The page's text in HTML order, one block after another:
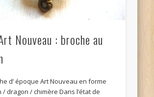
Nouveau : broche au
d’ époque Art Nouveau en forme
/ dragon / chimère Dans l’état de